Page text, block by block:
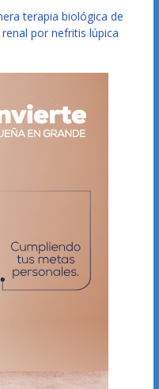
terapia biológica de
por nefritis lúpica